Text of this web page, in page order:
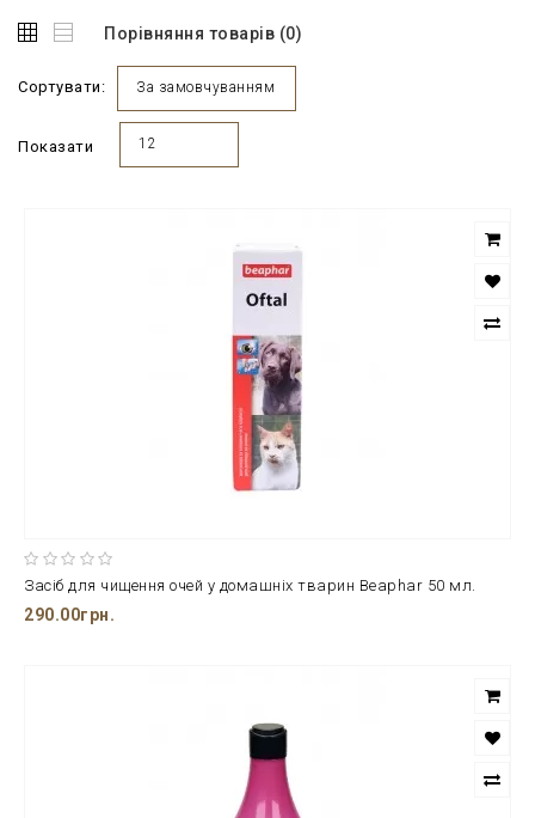
Порівняння товарів (0)
Сортувати: За замовчуванням
Показати 12
Засіб для чищення очей у домашніх тварин Beaphar 50 мл.
290.00грн.